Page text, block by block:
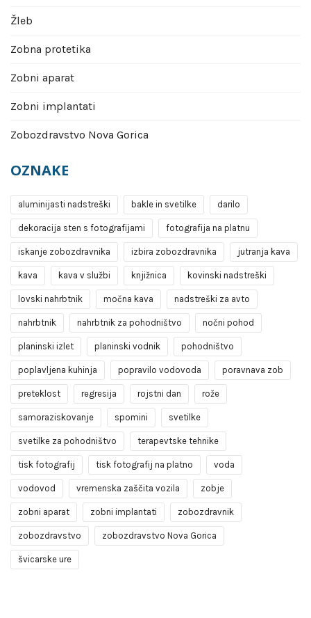
Žleb
Zobna protetika
Zobni aparat
Zobni implantati
Zobozdravstvo Nova Gorica
OZNAKE
aluminijasti nadstreški bakle in svetilke darilo
dekoracija sten s fotografijami fotografija na platnu
iskanje zobozdravnika izbira zobozdravnika jutranja kava
kava kava v službi knjižnica kovinski nadstreški
lovski nahrbtnik močna kava nadstreški za avto
nahrbtnik nahrbtnik za pohodništvo nočni pohod
planinski izlet planinski vodnik pohodništvo
poplavljena kuhinja popravilo vodovoda poravnava zob
preteklost regresija rojstni dan rože
samoraziskovanje spomini svetilke
svetilke za pohodništvo terapevtske tehnike
tisk fotografij tisk fotografij na platno voda
vodovod vremenska zaščita vozila zobje
zobni aparat zobni implantati zobozdravnik
zobozdravstvo zobozdravstvo Nova Gorica
švicarske ure